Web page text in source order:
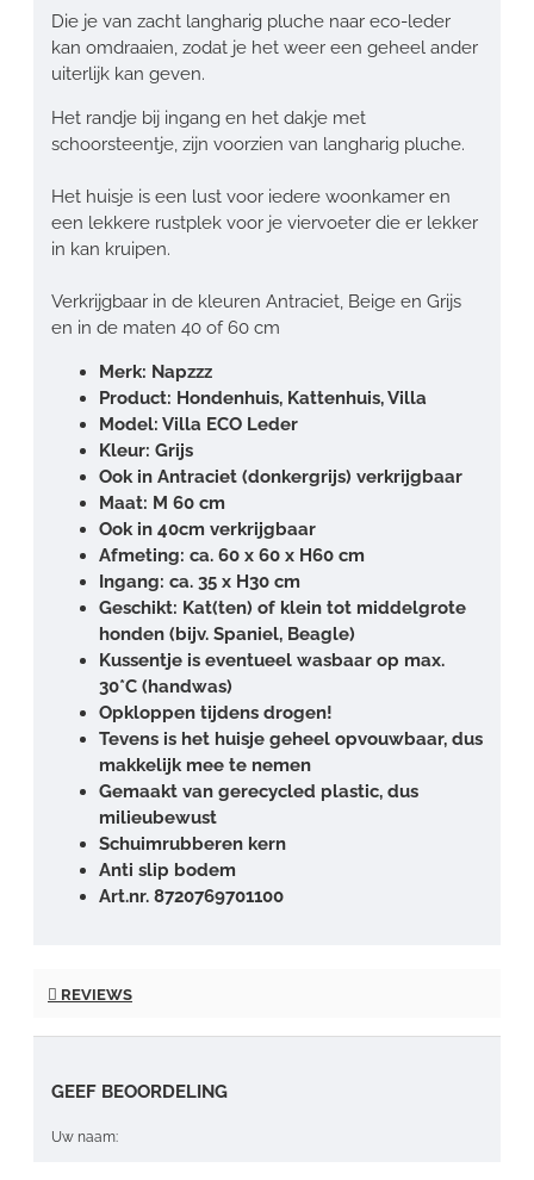
Die je van zacht langharig pluche naar eco-leder
kan omdraaien, zodat je het weer een geheel ander
uiterlijk kan geven.
Het randje bij ingang en het dakje met
schoorsteentje, zijn voorzien van langharig pluche.
Het huisje is een lust voor iedere woonkamer en
een lekkere rustplek voor je viervoeter die er lekker
in kan kruipen.
Verkrijgbaar in de kleuren Antraciet, Beige en Grijs
en in de maten 40 of 60 cm
Merk: Napzzz
Product: Hondenhuis, Kattenhuis, Villa
Model: Villa ECO Leder
Kleur: Grijs
Ook in Antraciet (donkergrijs) verkrijgbaar
Maat: M 60 cm
Ook in 40cm verkrijgbaar
Afmeting: ca. 60 x 60 x H60 cm
Ingang: ca. 35 x H30 cm
Geschikt: Kat(ten) of klein tot middelgrote
honden (bijv. Spaniel, Beagle)
Kussentje is eventueel wasbaar op max.
30*C (handwas)
Opkloppen tijdens drogen!
Tevens is het huisje geheel opvouwbaar, dus
makkelijk mee te nemen
Gemaakt van gerecycled plastic, dus
milieubewust
Schuimrubberen kern
Anti slip bodem
Art.nr. 8720769701100
REVIEWS
GEEF BEOORDELING
Uw naam: